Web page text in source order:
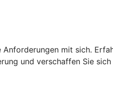
mit sich.
und verschaffen Sie